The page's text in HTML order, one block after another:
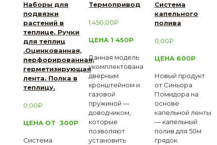
Наборы для
подвязки
растений в
теплице. Ручки
для теплиц
.Оцинкованная,
перфорированная,
герметизирующая
лента. Полка в
теплицу.
0,00₽
ЦЕНА ОТ 300Р
Система
Термопривод
1.450,00₽
ЦЕНА 1 450Р
Данная модель
укомплектована
дверным
кронштейном и
газовой
пружиной —
доводчиком,
которые
позволяют
установить
Система
капельного
полива
0,00₽
ЦЕНА 600Р
Новый продукт
от Синьора
Помидора на
основе
капельной ленты
— капельный
полив для 50м
грядок.